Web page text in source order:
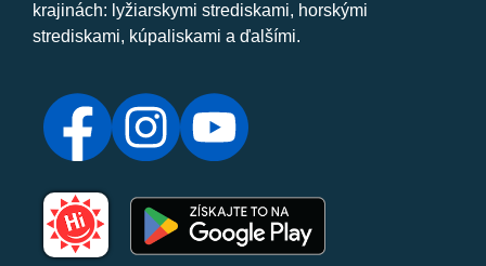
krajinách: lyžiarskymi strediskami, horskými
strediskami, kúpaliskami a ďalšími.